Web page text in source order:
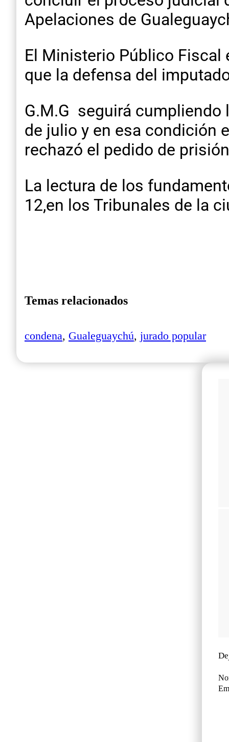
Apelaciones de
El Ministerio Público Fiscal
que la defensa del
G.M.G seguirá
de julio y en esa condición
rechazó el pedido de
La lectura de los
12,en los Tribunales de la
Temas relacionados
condena, Gualeguaychú, jurado popular